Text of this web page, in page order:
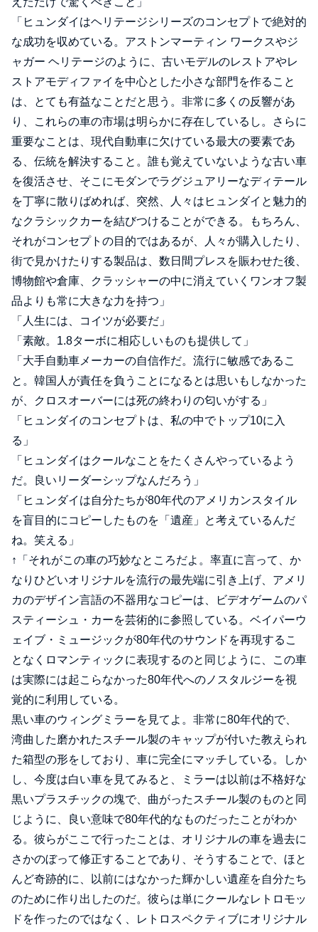
「ヒュンダイはヘリテージシリーズのコンセプトで絶対的
な成功を収めている。アストンマーティン ワークスやジ
ャガー ヘリテージのように、古いモデルのレストアやレ
ストアモディファイを中心とした小さな部門を作ること
は、とても有益なことだと思う。非常に多くの反響があ
り、これらの車の市場は明らかに存在しているし。さらに
重要なことは、現代自動車に欠けている最大の要素であ
る、伝統を解決すること。誰も覚えていないような古い車
を復活させ、そこにモダンでラグジュアリーなディテール
を丁寧に散りばめれば、突然、人々はヒュンダイと魅力的
なクラシックカーを結びつけることができる。もちろん、
それがコンセプトの目的ではあるが、人々が購入したり、
街で見かけたりする製品は、数日間プレスを賑わせた後、
博物館や倉庫、クラッシャーの中に消えていくワンオフ製
品よりも常に大きな力を持つ」
「人生には、コイツが必要だ」
「素敵。1.8ターボに相応しいものも提供して」
「大手自動車メーカーの自信作だ。流行に敏感であるこ
と。韓国人が責任を負うことになるとは思いもしなかった
が、クロスオーバーには死の終わりの匂いがする」
「ヒュンダイのコンセプトは、私の中でトップ10に入
る」
「ヒュンダイはクールなことをたくさんやっているよう
だ。良いリーダーシップなんだろう」
「ヒュンダイは自分たちが80年代のアメリカンスタイル
を盲目的にコピーしたものを「遺産」と考えているんだ
ね。笑える」
↑「それがこの車の巧妙なところだよ。率直に言って、か
なりひどいオリジナルを流行の最先端に引き上げ、アメリ
カのデザイン言語の不器用なコピーは、ビデオゲームのパ
スティーシュ・カーを芸術的に参照している。ベイパーウ
ェイブ・ミュージックが80年代のサウンドを再現するこ
となくロマンティックに表現するのと同じように、この車
は実際には起こらなかった80年代へのノスタルジーを視
覚的に利用している。
黒い車のウィングミラーを見てよ。非常に80年代的で、
湾曲した磨かれたスチール製のキャップが付いた教えられ
た箱型の形をしており、車に完全にマッチしている。しか
し、今度は白い車を見てみると、ミラーは以前は不格好な
黒いプラスチックの塊で、曲がったスチール製のものと同
じように、良い意味で80年代的なものだったことがわか
る。彼らがここで行ったことは、オリジナルの車を過去に
さかのぼって修正することであり、そうすることで、ほと
んど奇跡的に、以前にはなかった輝かしい遺産を自分たち
のために作り出したのだ。彼らは単にクールなレトロモッ
ドを作ったのではなく、レトロスペクティブにオリジナル